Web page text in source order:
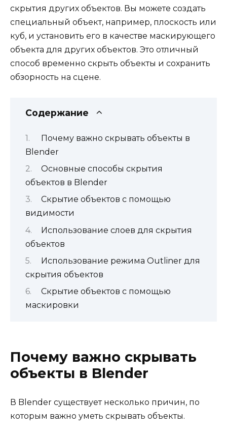
скрытия других объектов. Вы можете создать
специальный объект, например, плоскость или
куб, и установить его в качестве маскирующего
объекта для других объектов. Это отличный
способ временно скрыть объекты и сохранить
обзорность на сцене.
Содержание
Почему важно скрывать объекты в
Blender
Основные способы скрытия
объектов в Blender
Скрытие объектов с помощью
видимости
Использование слоев для скрытия
объектов
Использование режима Outliner для
скрытия объектов
Скрытие объектов с помощью
маскировки
Почему важно скрывать
объекты в Blender
В Blender существует несколько причин, по
которым важно уметь скрывать объекты.